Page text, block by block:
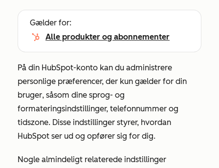
Gælder for:
Alle produkter og abonnementer
På din HubSpot-konto kan du administrere
personlige præferencer, der kun gælder for din
bruger, såsom dine sprog- og
formateringsindstillinger, telefonnummer og
tidszone. Disse indstillinger styrer, hvordan
HubSpot ser ud og opfører sig for dig.
Nogle almindeligt relaterede indstillinger